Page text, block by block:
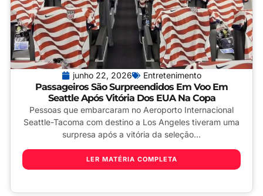
junho 22, 2026 Entretenimento
Passageiros São Surpreendidos Em Voo Em
Seattle Após Vitória Dos EUA Na Copa
Pessoas que embarcaram no Aeroporto Internacional
Seattle-Tacoma com destino a Los Angeles tiveram uma
surpresa após a vitória da seleção...
LER MATÉRIA COMPLETA